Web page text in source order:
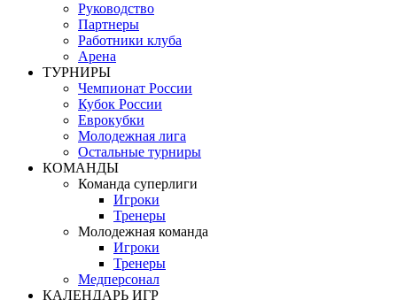
Руководство
Партнеры
Работники клуба
Арена
ТУРНИРЫ
Чемпионат России
Кубок России
Еврокубки
Молодежная лига
Остальные турниры
КОМАНДЫ
Команда суперлиги
Игроки
Тренеры
Молодежная команда
Игроки
Тренеры
Медперсонал
КАЛЕНДАРЬ ИГР